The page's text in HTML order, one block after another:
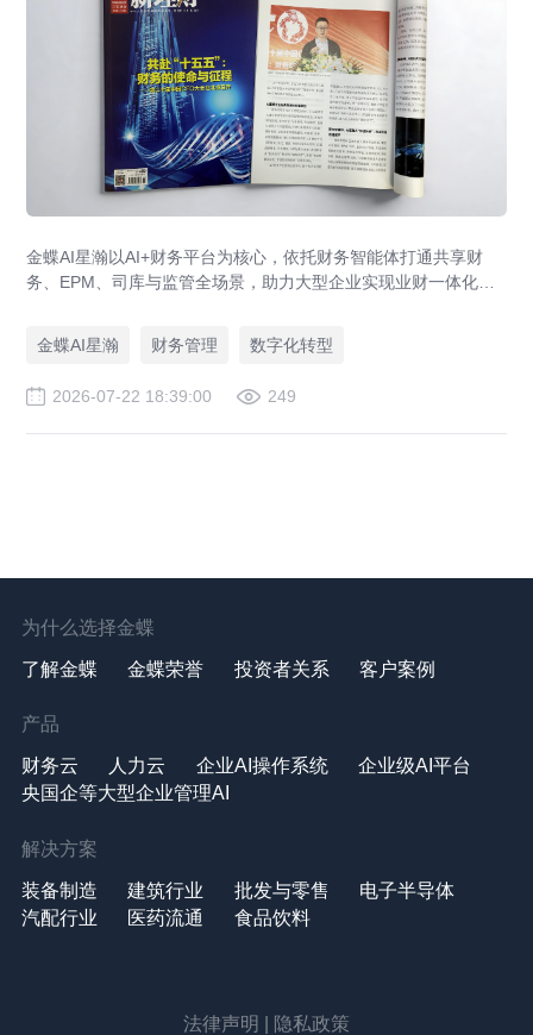
金蝶AI星瀚以AI+财务平台为核心，依托财务智能体打通共享财
务、EPM、司库与监管全场景，助力大型企业实现业财一体化与
金蝶AI星瀚 财务管理 数字化转型
2026-07-22 18:39:00 249
为什么选择金蝶
了解金蝶 金蝶荣誉 投资者关系 客户案例
产品
财务云 人力云 企业AI操作系统
企业级AI平台
央国企等大型企业管理AI
解决方案
装备制造 建筑行业 批发与零售
电子半导体
汽配行业
医药流通 食品饮料
法律声明 隐私政策